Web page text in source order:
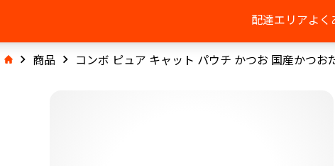
配達エリアよく
商品 コンボ ピュア キャット パウチ かつお 国産かつお